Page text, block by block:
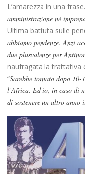
L’amarezza in una
amministrazione né
Ultima battuta sulle
abbiamo pendenze. Anzi
due plusvalenze per
naufragata la trattativa
“Sarebbe tornato dopo
l’Africa. Ed io, in caso di
di sostenere un altro anno